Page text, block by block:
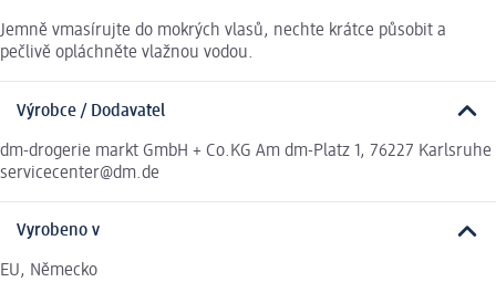
Jemně vmasírujte do mokrých vlasů, nechte krátce působit a
pečlivě opláchněte vlažnou vodou.
Výrobce / Dodavatel
dm-drogerie markt GmbH + Co.KG Am dm-Platz 1, 76227 Karlsruhe
servicecenter@dm.de
Vyrobeno v
EU, Německo